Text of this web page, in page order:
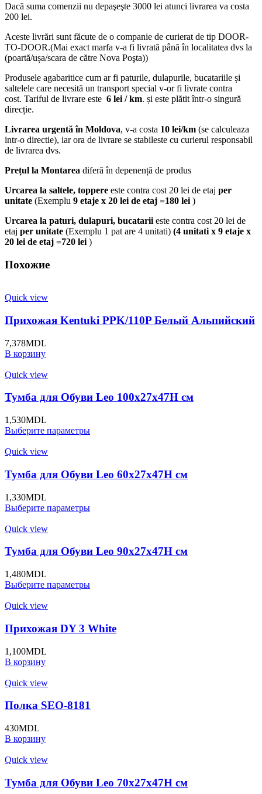
Dacă suma comenzii nu depaşeşte 3000 lei atunci livrarea va costa
200 lei.
Aceste livrări sunt făcute de o companie de curierat de tip DOOR-
TO-DOOR.(Mai exact marfa v-a fi livrată până în localitatea dvs la
(poartă/ușa/scara de către Nova Poşta))
Produsele agabaritice cum ar fi paturile, dulapurile, bucatariile și
saltelele care necesită un transport special v-or fi livrate contra
cost. Tariful de livrare este 6 lei / km. și este plătit într-o singură
direcție.
Livrarea urgentă în Moldova, v-a costa 10 lei/km (se calculeaza
intr-o directie), iar ora de livrare se stabileste cu curierul responsabil
de livrarea dvs.
Prețul la Montarea diferă în depenență de produs
Urcarea la saltele, toppere este contra cost 20 lei de etaj per
unitate (Exemplu 9 etaje x 20 lei de etaj =180 lei )
Urcarea la paturi, dulapuri, bucatarii este contra cost 20 lei de
etaj per unitate (Exemplu 1 pat are 4 unitati) (4 unitati x 9 etaje x
20 lei de etaj =720 lei )
Похожие
Quick view
Прихожая Kentuki PPK/110P Белый Альпийский
7,378MDL
В корзину
Quick view
Тумба для Обуви Leo 100x27x47H cм
1,530MDL
Выберите параметры
Quick view
Тумба для Обуви Leo 60x27x47H cм
1,330MDL
Выберите параметры
Quick view
Тумба для Обуви Leo 90x27x47H cм
1,480MDL
Выберите параметры
Quick view
Прихожая DY 3 White
1,100MDL
В корзину
Quick view
Полка SEO-8181
430MDL
В корзину
Quick view
Тумба для Обуви Leo 70x27x47H cм